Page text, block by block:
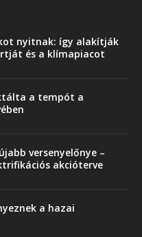
nyitnak: így alakítják
és a klímapiacot
a tempót a
versenyelőnye –
akcióterve
a hazai